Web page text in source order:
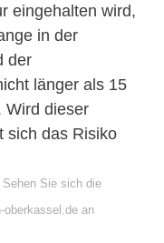
eingehalten wird,
in der
der
länger als 15
Wird dieser
sich das Risiko
Sehen Sie sich die
oberkassel.de an